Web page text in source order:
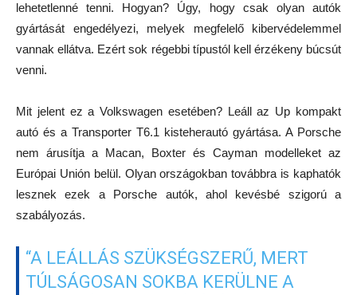
lehetetlenné tenni. Hogyan? Úgy, hogy csak olyan autók
gyártását engedélyezi, melyek megfelelő kibervédelemmel
vannak ellátva. Ezért sok régebbi típustól kell érzékeny búcsút
venni.
Mit jelent ez a Volkswagen esetében? Leáll az Up kompakt
autó és a Transporter T6.1 kisteherautó gyártása. A Porsche
nem árusítja a Macan, Boxter és Cayman modelleket az
Európai Unión belül. Olyan országokban továbbra is kaphatók
lesznek ezek a Porsche autók, ahol kevésbé szigorú a
szabályozás.
“A LEÁLLÁS SZÜKSÉGSZERŰ, MERT
TÚLSÁGOSAN SOKBA KERÜLNE A